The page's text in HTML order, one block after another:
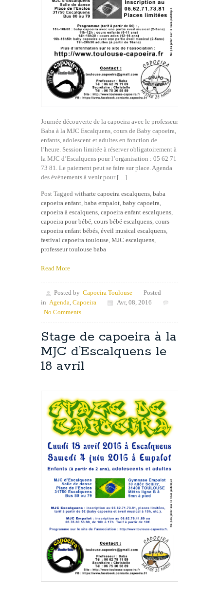
Journée découverte de la capoeira avec le professeur
Baba à la MJC Escalquens, cours de Baby capoeira,
enfants, adolescent et adultes en fonction de
l’heure. Session limitée à réserver obligatoirement à
la MJC d’Escalquens pour l’organisation : 05 62 71
73 81. Le paiement peut se faire sur place. Agenda
des évènements à venir pour […]
Post Tagged witharte capoeira escalquens, baba
capoeira enfant, baba empalot, baby capoeira,
capoeira à escalquens, capoeira enfant escalquens,
capoeira pour bébé, cours bébé escalquens, cours
capoeira enfant bébés, éveil musical escalquens,
festival capoeira toulouse, MJC escalquens,
professeur toulouse baba
Read More
Posted by Capoeira Toulouse
Posted
in Agenda, Capoeira
Avr, 08, 2016
No Comments.
Stage de capoeira à la
MJC d’Escalquens le
18 avril